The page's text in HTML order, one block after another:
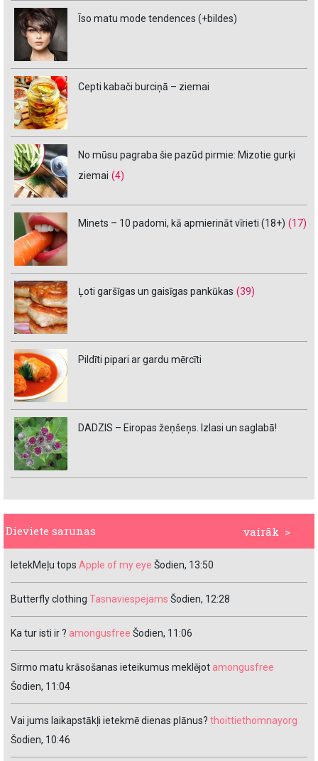
Īso matu mode tendences (+bildes)
Cepti kabači burciņā – ziemai
No mūsu pagraba šie pazūd pirmie: Mizotie gurķi
ziemai (4)
Minets – 10 padomi, kā apmierināt vīrieti (18+) (17)
Ļoti garšīgas un gaisīgas pankūkas (39)
Pildīti pipari ar gardu mērcīti
DADZIS – Eiropas žeņšeņs. Izlasi un saglabā!
vairāk >
Dieviete sarunas
IetekMeļu tops Apple of my eye Šodien, 13:50
Butterfly clothing Tasnaviespejams Šodien, 12:28
Ka tur isti ir ? amongusfree Šodien, 11:06
Sirmo matu krāsošanas ieteikumus meklējot amongusfree
Šodien, 11:04
Vai jums laikapstākļi ietekmē dienas plānus? thoittiethomnayorg
Šodien, 10:46